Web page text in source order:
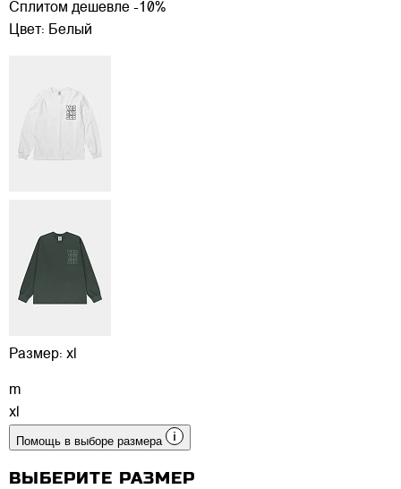
Сплитом дешевле -10%
Цвет: Белый
Размер: xl
m
xl
Помощь в выборе размера
ВЫБЕРИТЕ РАЗМЕР